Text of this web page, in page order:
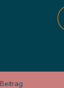
Beitrag